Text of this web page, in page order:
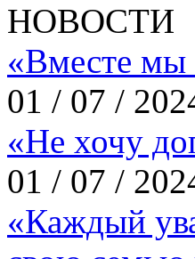
НОВОСТИ
«Вместе мы
01 / 07 /
«Не хочу
01 / 07 /
«Каждый